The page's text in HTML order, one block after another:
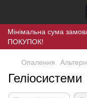
Мінімальна сума
ПОКУПОК!
Опалення
Гелiосистеми